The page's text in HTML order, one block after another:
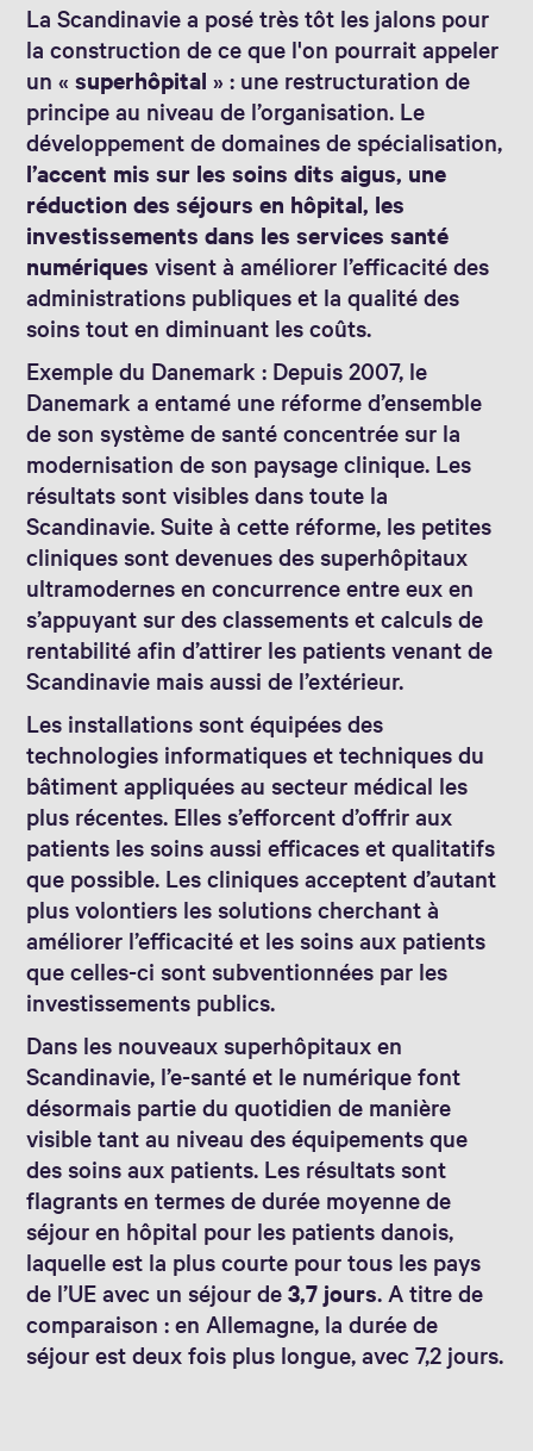
La Scandinavie a posé très tôt les jalons pour
la construction de ce que l'on pourrait appeler
un «superhôpital» : une restructuration de
principe au niveau de l’organisation. Le
développement de domaines de spécialisation,
l’accent mis sur les soins dits aigus, une
réduction des séjours en hôpital, les
investissements dans les services santé
numériques visent à améliorer l’efficacité des
administrations publiques et la qualité des
soins tout en diminuant les coûts.
Exemple du Danemark : Depuis 2007, le
Danemark a entamé une réforme d’ensemble
de son système de santé concentrée sur la
modernisation de son paysage clinique. Les
résultats sont visibles dans toute la
Scandinavie. Suite à cette réforme, les petites
cliniques sont devenues des superhôpitaux
ultramodernes en concurrence entre eux en
s’appuyant sur des classements et calculs de
rentabilité afin d’attirer les patients venant de
Scandinavie mais aussi de l’extérieur.
Les installations sont équipées des
technologies informatiques et techniques du
bâtiment appliquées au secteur médical les
plus récentes. Elles s’efforcent d’offrir aux
patients les soins aussi efficaces et qualitatifs
que possible. Les cliniques acceptent d’autant
plus volontiers les solutions cherchant à
améliorer l’efficacité et les soins aux patients
que celles-ci sont subventionnées par les
investissements publics.
Dans les nouveaux superhôpitaux en
Scandinavie, l’e-santé et le numérique font
désormais partie du quotidien de manière
visible tant au niveau des équipements que
des soins aux patients. Les résultats sont
flagrants en termes de durée moyenne de
séjour en hôpital pour les patients danois,
laquelle est la plus courte pour tous les pays
de l’UE avec un séjour de3,7 jours. A titre de
comparaison : en Allemagne, la durée de
séjour est deux fois plus longue, avec 7,2 jours.